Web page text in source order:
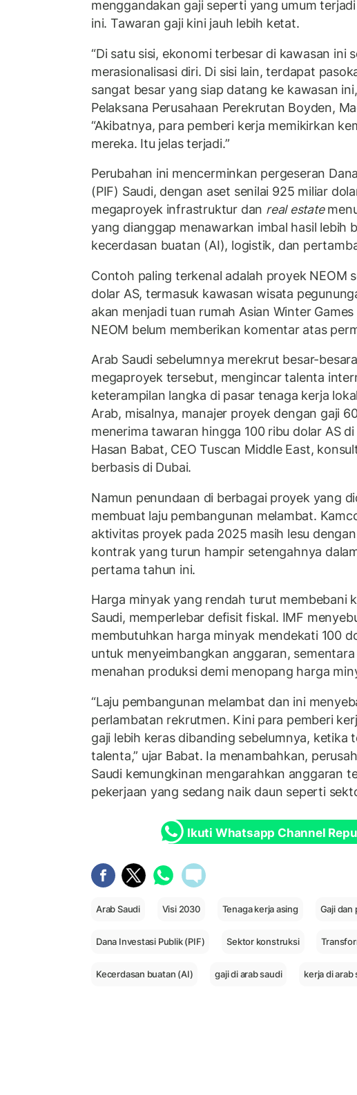
menggandakan gaji seperti yang umum
ini. Tawaran gaji kini jauh lebih ketat.
“Di satu sisi, ekonomi terbesar di kawasan ini
merasionalisasi diri. Di sisi lain, terdapat
sangat besar yang siap datang ke kawasan
Pelaksana Perusahaan Perekrutan Boyden,
“Akibatnya, para pemberi kerja memikirkan
mereka. Itu jelas terjadi.”
Perubahan ini mencerminkan pergeseran
(PIF) Saudi, dengan aset senilai 925 miliar
megaproyek infrastruktur dan real estate
yang dianggap menawarkan imbal hasil lebih
kecerdasan buatan (AI), logistik, dan
Contoh paling terkenal adalah proyek NEOM
dolar AS, termasuk kawasan wisata
akan menjadi tuan rumah Asian Winter
NEOM belum memberikan komentar atas
Arab Saudi sebelumnya merekrut besar-
megaproyek tersebut, mengincar talenta
keterampilan langka di pasar tenaga kerja
Arab, misalnya, manajer proyek dengan gaji
menerima tawaran hingga 100 ribu dolar AS
Hasan Babat, CEO Tuscan Middle East,
berbasis di Dubai.
Namun penundaan di berbagai proyek yang
membuat laju pembangunan melambat.
aktivitas proyek pada 2025 masih lesu
kontrak yang turun hampir setengahnya
pertama tahun ini.
Harga minyak yang rendah turut membebani
Saudi, memperlebar defisit fiskal. IMF
membutuhkan harga minyak mendekati 100
untuk menyeimbangkan anggaran,
menahan produksi demi menopang harga
“Laju pembangunan melambat dan ini
perlambatan rekrutmen. Kini para pemberi
gaji lebih keras dibanding sebelumnya, ketika
talenta,” ujar Babat. Ia menambahkan,
Saudi kemungkinan mengarahkan anggaran
pekerjaan yang sedang naik daun seperti
Ikuti Whatsapp Channel
Arab Saudi Visi 2030 Tenaga kerja asing Gaji dan
Dana Investasi Publik (PIF) Sektor konstruksi
Kecerdasan buatan (AI) gaji di arab saudi kerja di arab